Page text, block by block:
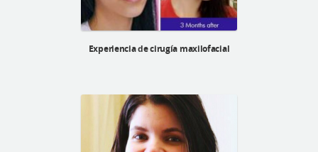
Experiencia de cirugía maxilofacial